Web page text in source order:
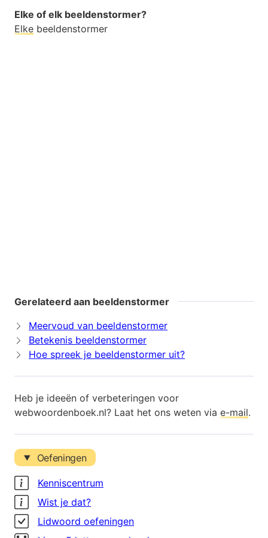
Elke of elk beeldenstormer?
Elke beeldenstormer
Gerelateerd aan beeldenstormer
Meervoud van beeldenstormer
Betekenis beeldenstormer
Hoe spreek je beeldenstormer uit?
Heb je ideeën of verbeteringen voor
webwoordenboek.nl? Laat het ons weten via e-mail.
Oefeningen
Kenniscentrum
Wist je dat?
Lidwoord oefeningen